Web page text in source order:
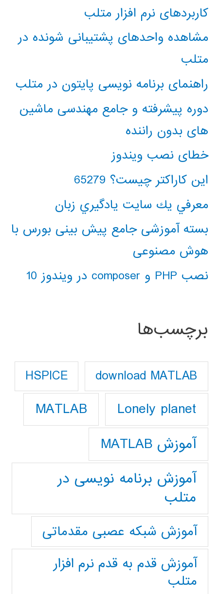
کاربردهای نرم افزار متلب
مشاهده واحدهای پشتیبانی شونده در
متلب
راهنمای برنامه نویسی پایتون در متلب
دوره پیشرفته و جامع مهندسی ماشین
های بدون راننده
خطای نصب ویندوز
این کاراکتر چیست؟ 65279
معرفي يك سايت يادگيري زبان
بسته آموزشی جامع پیش بینی بورس با
هوش مصنوعی
نصب PHP و composer در ویندوز 10
برچسب‌ها
download MATLAB
HSPICE
Lonely planet
MATLAB
آموزش MATLAB
آموزش برنامه نویسی در
متلب
آموزش شبکه عصبی مقدماتی
آموزش قدم به قدم نرم افزار
متلب